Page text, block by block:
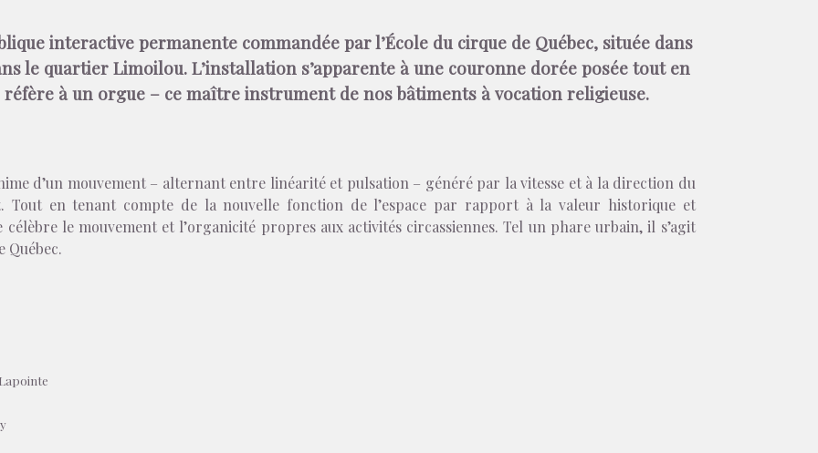
interactive permanente commandée par l’École du cirque de Québec, située dans
le quartier Limoilou. L’installation s’apparente à une couronne dorée posée tout en
à un orgue – ce maître instrument de nos bâtiments à vocation religieuse.
d’un mouvement – alternant entre linéarité et pulsation – généré par la vitesse et à la direction du
Tout en tenant compte de la nouvelle fonction de l’espace par rapport à la valeur historique et
le mouvement et l’organicité propres aux activités circassiennes. Tel un phare urbain, il s’agit
Québec.